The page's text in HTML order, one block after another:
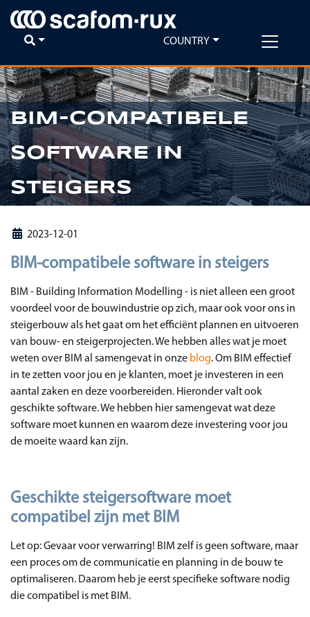
COUNTRY
Previous
BIM-COMPATIBELE
SOFTWARE IN
STEIGERS
2023-12-01
BIM-compatibele software in steigers
BIM - Building Information Modelling - is niet alleen een groot
voordeel voor de bouwindustrie op zich, maar ook voor ons in
steigerbouw als het gaat om het efficiënt plannen en uitvoeren
van bouw- en steigerprojecten. We hebben alles wat je moet
weten over BIM al samengevat in onze blog. Om BIM effectief
in te zetten voor jou en je klanten, moet je investeren in een
aantal zaken en deze voorbereiden. Hieronder valt ook
geschikte software. We hebben hier samengevat wat deze
software moet kunnen en waarom deze investering voor jou
de moeite waard kan zijn.
Geschikte steigersoftware moet
compatibel zijn met BIM
Let op: Gevaar voor verwarring! BIM zelf is geen software, maar
een proces om de communicatie en planning in de bouw te
optimaliseren. Daarom heb je eerst specifieke software nodig
die compatibel is met BIM.